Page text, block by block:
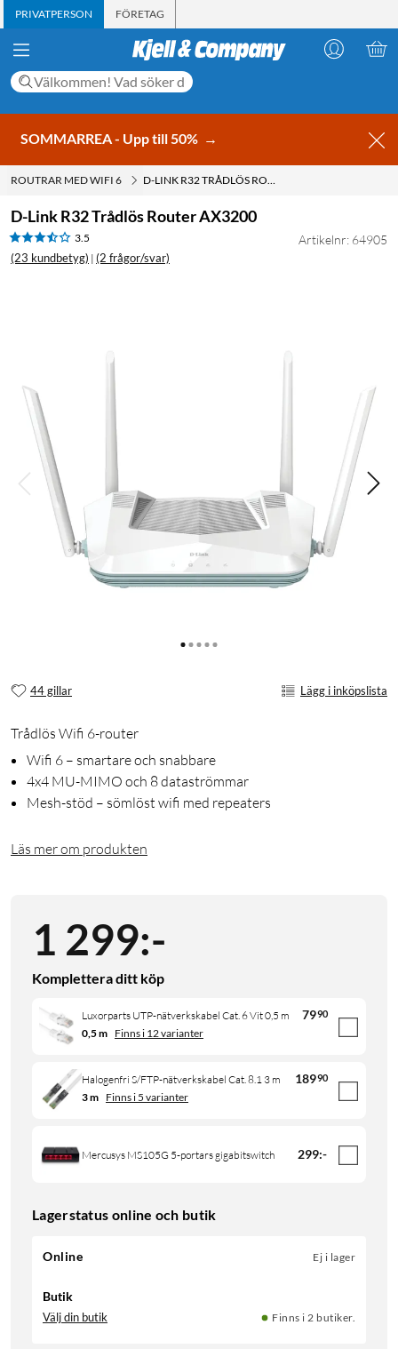
PRIVATPERSON FÖRETAG
SOMMARREA - Upp till 50% →
ROUTRAR MED WIFI 6 D-LINK R32 TRÅDLÖS ROUTER AX3200
D-Link R32 Trådlös Router AX3200
3.5
(23 kundbetyg) | (2 frågor/svar)
Artikelnr: 64905
44 gillar Lägg i inköpslista
Trådlös Wifi 6-router
Wifi 6 – smartare och snabbare
4x4 MU-MIMO och 8 dataströmmar
Mesh-stöd – sömlöst wifi med repeaters
Läs mer om produkten
1 299:-
Komplettera ditt köp
Luxorparts UTP-nätverkskabel Cat. 6 Vit 0,5 m 7990
0,5 m Finns i 12 varianter
Halogenfri S/FTP-nätverkskabel Cat. 8.1 3 m 18990
3 m Finns i 5 varianter
Mercusys MS105G 5-portars gigabitswitch 299:-
Lagerstatus online och butik
Online Ej i lager
Butik
Välj din butik Finns i 2 butiker.